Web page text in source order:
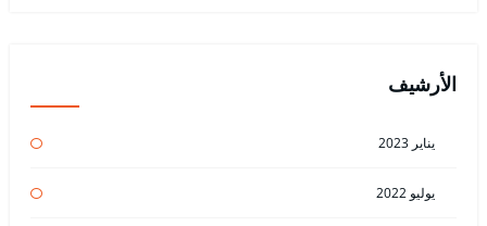
الأرشيف
يناير 2023
يوليو 2022